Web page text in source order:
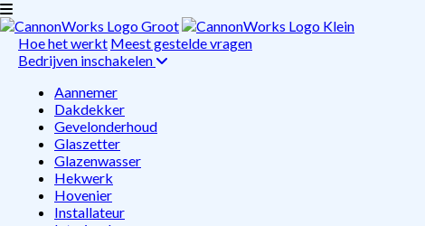
Hoe het werkt Meest gestelde vragen
Bedrijven inschakelen
Aannemer
Dakdekker
Gevelonderhoud
Glaszetter
Glazenwasser
Hekwerk
Hovenier
Installateur